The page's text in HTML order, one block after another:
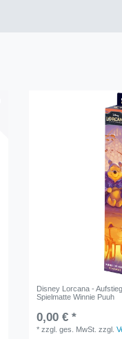
Disney Lorcana -
Spielmatte Winnie Puuh
0,00 € *
*zzgl. ges. MwSt. zzgl.